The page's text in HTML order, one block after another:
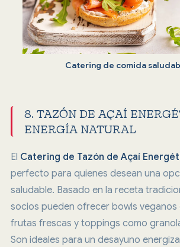
Catering de comida
8. TAZÓN DE AÇAÍ
ENERGÍA NATURAL
El Catering de Tazón de Açaí
perfecto para quienes desean una
saludable. Basado en la receta
socios pueden ofrecer bowls veganos
frutas frescas y toppings como
Son ideales para un desayuno